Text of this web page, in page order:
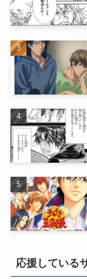
応援している